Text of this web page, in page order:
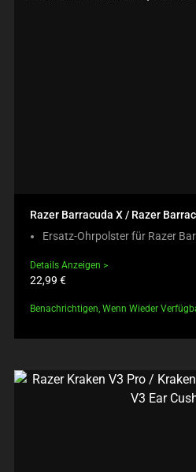
Razer Barracuda X / Razer
Ersatz-Ohrpolster für Razer
Details Anzeigen
Produktpreis:
22,99 €
Benachrichtigen, Wenn Wieder